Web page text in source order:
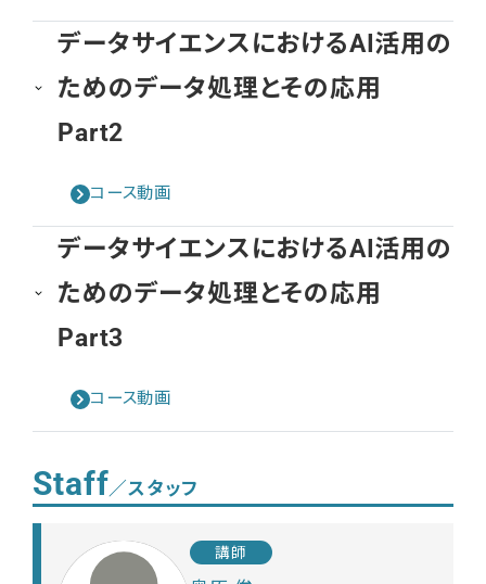
データサイエンスにおけるAI活用の
ためのデータ処理とその応用
Part2
コース動画
データサイエンスにおけるAI活用の
ためのデータ処理とその応用
Part3
コース動画
Staff／スタッフ
講師